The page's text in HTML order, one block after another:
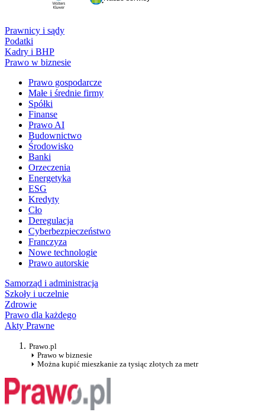
Prawnicy i sądy
Podatki
Kadry i BHP
Prawo w biznesie
Prawo gospodarcze
Małe i średnie firmy
Spółki
Finanse
Prawo AI
Budownictwo
Środowisko
Banki
Orzeczenia
Energetyka
ESG
Kredyty
Cło
Deregulacja
Cyberbezpieczeństwo
Franczyza
Nowe technologie
Prawo autorskie
Samorząd i administracja
Szkoły i uczelnie
Zdrowie
Prawo dla każdego
Akty Prawne
Prawo.pl
Prawo w biznesie
Można kupić mieszkanie za tysiąc złotych za metr